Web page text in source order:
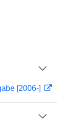
[2006-]